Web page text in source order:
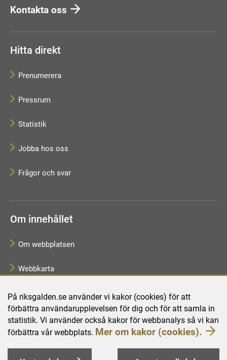
På riksgalden.se använder vi kakor (cookies) för att
förbättra användarupplevelsen för dig och för att samla in
statistik. Vi använder också kakor för webbanalys så vi kan
förbättra vår webbplats. Mer om kakor (cookies).
Kontakta oss
Hitta direkt
Prenumerera
Pressrum
Statistik
Jobba hos oss
Frågor och svar
Om innehållet
Om webbplatsen
Webbkarta
Tillgänglighetsredogörelse
Behandling av personuppgifter